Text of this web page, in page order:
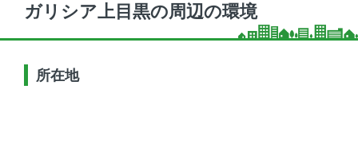
ガリシア上目黒の周辺の環境
所在地